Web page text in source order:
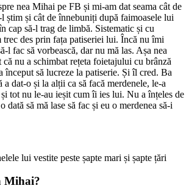
nea Mihai pe FB și mi-am dat seama cât de
știm și cât de înnebuniți după faimoasele lui
cap să-l trag de limbă. Sistematic și cu
trec des prin fața patiseriei lui. Încă nu îmi
l fac să vorbească, dar nu mă las. Așa nea
nu a schimbat rețeta foietajului cu brânză
început să lucreze la patiserie. Și îl cred. Ba
dat-o și la alții ca să facă merdenele, le-a
tot nu le-au ieșit cum îi ies lui. Nu a înțeles de
dată să mă lase să fac și eu o merdenea să-i
lui vestite peste șapte mari și șapte țări
Mihai?